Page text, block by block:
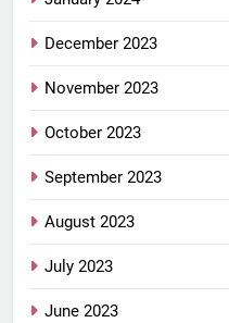
December 2023
November 2023
October 2023
September 2023
August 2023
July 2023
June 2023